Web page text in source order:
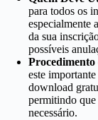
para todos os
especialmente
da sua
possíveis
Procedimento
este
download
permitindo
necessário.